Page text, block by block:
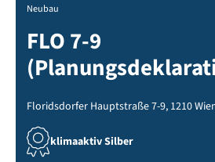
Neubau
FLO 7-9
Floridsdorfer Hauptstraße 7-9, 1210
klimaaktiv Silber